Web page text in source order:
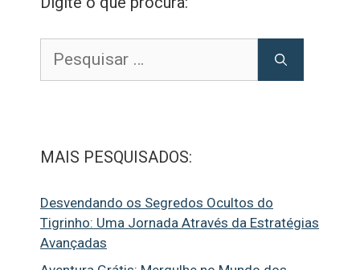
por:
MAIS PESQUISADOS:
Desvendando os Segredos Ocultos do
Tigrinho: Uma Jornada Através da Estratégias
Avançadas